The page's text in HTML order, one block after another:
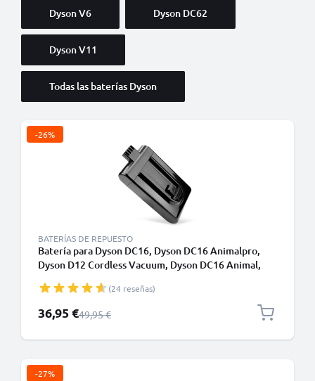
Dyson V6 Dyson DC62
Dyson V11
Todas las baterías Dyson
-26%
BATERÍAS DE REPUESTO
Batería para Dyson DC16, Dyson DC16 Animalpro,
Dyson D12 Cordless Vacuum, Dyson DC16 Animal,
Handheld 1500mAh de CELLONIC
(24 reseñas)
Precio especial
36,95 €Precio normal
49,95 €
-27%